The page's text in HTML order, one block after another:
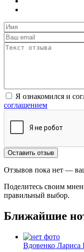
Я ознакомился и
соглашением
Оставить отзыв
Отзывов пока нет —
Поделитесь своим
правильный выбор.
Ближайшие
Вдовенко Лариса